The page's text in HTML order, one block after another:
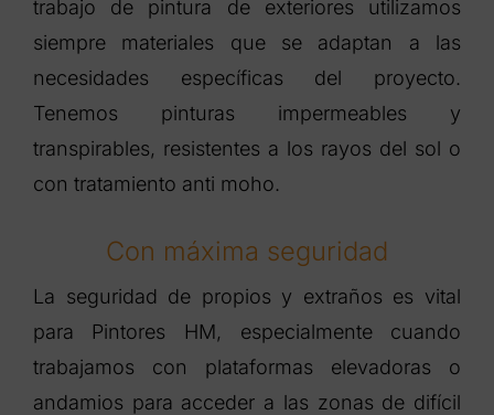
trabajo de pintura de exteriores utilizamos
siempre materiales que se adaptan a las
necesidades específicas del proyecto.
Tenemos pinturas impermeables y
transpirables, resistentes a los rayos del sol o
con tratamiento anti moho.
Con máxima seguridad
La seguridad de propios y extraños es vital
para Pintores HM, especialmente cuando
trabajamos con plataformas elevadoras o
andamios para acceder a las zonas de difícil